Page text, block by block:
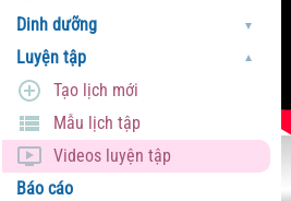
Dinh dưỡng
▼
Luyện tập ▼
Tạo lịch mới
Mẫu lịch tập
Videos luyện tập
Báo cáo